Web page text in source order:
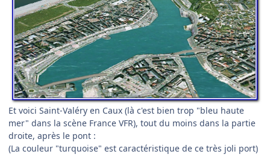
Et voici Saint-Valéry en Caux (là c'est bien trop "bleu haute
mer" dans la scène France VFR), tout du moins dans la partie
droite, après le pont :
(La couleur "turquoise" est caractéristique de ce très joli port)